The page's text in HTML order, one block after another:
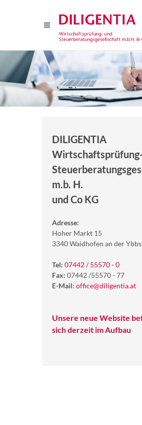
DILIGENTIA
m.b. H.
und Co KG
Adresse:
Hoher Markt 15
3340 Waidhofen an der Ybbs
Tel: 07442 / 55570 - 0
Fax: 07442 /55570 - 77
E-Mail: office@diligentia.at
Unsere neue Website
sich derzeit im Aufbau